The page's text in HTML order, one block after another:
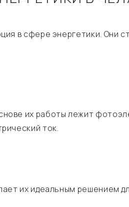
в сфере энергетики. Они
их работы лежит
ток.
их идеальным решением